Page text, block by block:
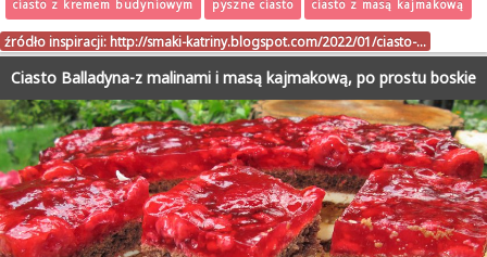
ciasto z kremem budyniowym
pyszne ciasto ciasto z masą kajmakową
źródło inspiracji: http://smaki-katriny.blogspot.com/2022/01/ciasto-…
Ciasto Balladyna-z malinami i masą kajmakową, po prostu boskie